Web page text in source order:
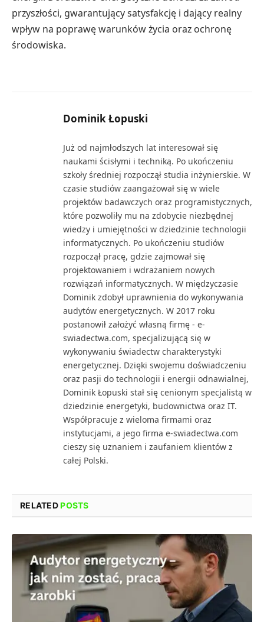
przyszłości, gwarantujący satysfakcję i dający realny
wpływ na poprawę warunków życia oraz ochronę
środowiska.
Dominik Łopuski
Już od najmłodszych lat interesował się
naukami ścisłymi i techniką. Po ukończeniu
szkoły średniej rozpoczął studia inżynierskie. W
czasie studiów zaangażował się w wiele
projektów badawczych oraz programistycznych,
które pozwoliły mu na zdobycie niezbędnej
wiedzy i umiejętności w dziedzinie technologii
informatycznych. Po ukończeniu studiów
rozpoczął pracę, gdzie zajmował się
projektowaniem i wdrażaniem nowych
rozwiązań informatycznych. W międzyczasie
Dominik zdobył uprawnienia do wykonywania
audytów energetycznych. W 2017 roku
postanowił założyć własną firmę - e-
swiadectwa.com, specjalizującą się w
wykonywaniu świadectw charakterystyki
energetycznej. Dzięki swojemu doświadczeniu
oraz pasji do technologii i energii odnawialnej,
Dominik Łopuski stał się cenionym specjalistą w
dziedzinie energetyki, budownictwa oraz IT.
Współpracuje z wieloma firmami oraz
instytucjami, a jego firma e-swiadectwa.com
cieszy się uznaniem i zaufaniem klientów z
całej Polski.
RELATEDPOSTS